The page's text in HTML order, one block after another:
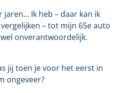
jaren… Ik heb – daar kan ik
– tot mijn 65e auto
onverantwoordelijk.
jij toen je voor het eerst in
ongeveer?